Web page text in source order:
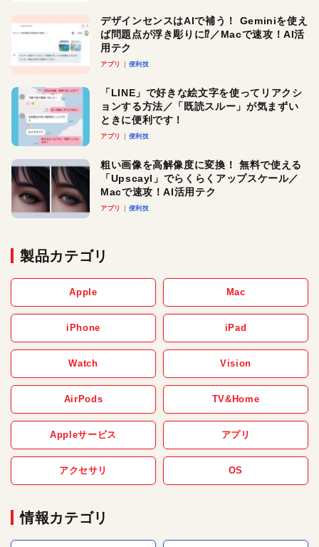
デザインセンスはAIで補う！ Geminiを使え
ば問題点が浮き彫りに⁉︎／Macで速攻！AI活
用テク
アプリ 便利技
「LINE」で好きな絵文字を使ってリアクシ
ョンする方法／「既読スルー」が気まずい
ときに便利です！
アプリ 便利技
粗い画像を高解像度に変換！ 無料で使える
「Upscayl」でらくらくアップスケール／
Macで速攻！AI活用テク
アプリ 便利技
製品カテゴリ
Apple Mac
iPhone iPad
Watch Vision
AirPods TV&Home
Appleサービス アプリ
アクセサリ OS
情報カテゴリ